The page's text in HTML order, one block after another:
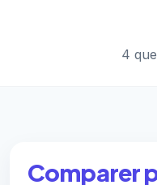
4
Comparer